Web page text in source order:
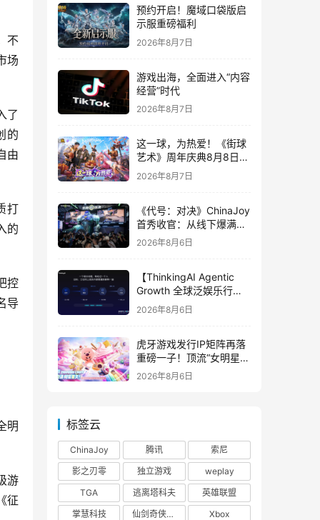
不
场
了
的
由
打
的
控
导
明
游
征
预约开启！魔域口袋版启
示服重磅福利
2026年8月7日
游戏出海，全面进入“内容
经营”时代
2026年8月7日
这一球，为热爱！《街球
艺术》周年庆典8月8日正
式上线，多重福利与全新
内容同步开启
2026年8月7日
《代号：对决》ChinaJoy
首秀收官：从线下爆满看
见玩家的真实期待
2026年8月6日
【ThinkingAI Agentic
Growth 全球泛娱乐行业
峰会】Agent 时代，人到
底负责什么
2026年8月6日
虎牙游戏发行IP矩阵再落
重磅一子！顶流“女明星”
ZANMANG LOOPY 正版
2026年8月6日
标签云
ChinaJoy 腾讯
索尼
影之刃零
独立游戏
weplay
TGA
逃离塔科夫
英雄联盟
掌慧科技
仙剑奇侠传四
Xbox